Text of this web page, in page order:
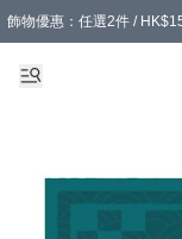
飾物優惠：任選2件 /
髮飾優惠：任選2件 /
精選襪子優惠：任選3對 /
滿額免運：本地訂單滿港